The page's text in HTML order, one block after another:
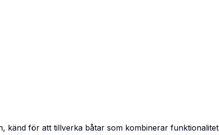
känd för att tillverka båtar som kombinerar funktionalitet